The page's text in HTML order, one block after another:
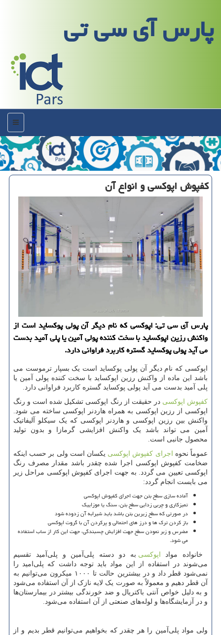
پارس آی سی تی
منو
كفپوش اپوكسی و انواع آن
پارس آی سی تی: اپوكسی كه نام دیگر آن پولی پوكساید است از
واكنش رزین اپوكساید با سخت كننده پولی آمین یا پلی آمید بدست
می آید پولی پوكساید گستره كاربرد فراوانی دارد.
اپوکسی که نام دیگر آن پولی پوکساید است یک بسپار ترموست می
باشد این ماده از واکنش رزین اپوکساید با سخت کننده پولی آمین یا
پلی آمید بدست می آید پولی پوکساید گستره کاربرد فراوانی دارد.
کفپوش اپوکسی در حقیقت از رنگ اپوکسی تشکیل شده است و رنگ
اپوکسی از رزین اپوکسی به همراه هاردنر اپوکسی ساخته می شود.
واکنش بین رزین اپوکسی و هاردنر اپوکسی که یک سیکلو آلیفاتیک
آمین می تواند باشد یک واکنش افزایشی گرمازا و بدون تولید
محصول جانبی است.
عموماً نحوه اجرای کفپوش اپوکسی یکسان است ولی بر حسب اینکه
ضخامت کفپوش اپوکسی اجرا شده چقدر باشد مقدار مصرف رنگ
اپوکسی تعیین می گردد. به جهت اجرای کفپوش اپوکسی مراحل زیر
می بایست انجام گردد:
آماده سازی سطح بتن جهت اجرای کفپوش اپوکسی
تمیزکاری و چربی زدایی سطح بتن، سنگ یا موزاییک
در صورتی که سطح زیرین بتن باشد باید شیرابه آن زدوده شود
باز کردن ترک ها و درز های احتمالی و پرکردن آن با گروت اپوکسی
مضرس و زبر نمودن سطح جهت افزایش چسبندگی، جهت این کار از ساب استفاده
می شود.
خانواده مواد اپوکسی به دو دسته پلی‌آمین و پلی‌آمید تقسیم
می‌شوند در استفاده از این مواد باید توجه داشت که پلی‌امید را
نمی‌شود قطر داد و در بیشترین حالت تا ۱۰۰۰ میکرون می‌توانیم به
آن قطر دهیم و معمولاً به صورت یک لایه نازک از آن استفاده می‌شود
و به دلیل خواص آنتی باکتریال و ضد خورندگی بیشتر در بیمارستان‌ها
و در آزمایشگاه‌ها و لوله‌های صنعتی از آن استفاده می‌شود.
ولی مواد پلی‌آمین را هر چقدر که بخواهیم می‌توانیم قطر بدیم و از